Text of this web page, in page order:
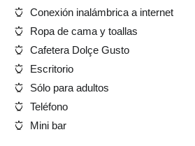
Conexión inalámbrica a internet
Ropa de cama y toallas
Cafetera Dolçe Gusto
Escritorio
Sólo para adultos
Teléfono
Mini bar